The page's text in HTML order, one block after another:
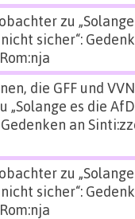
zu
sicher“:
die GFF und
„Solange es die
an
zu
sicher“: